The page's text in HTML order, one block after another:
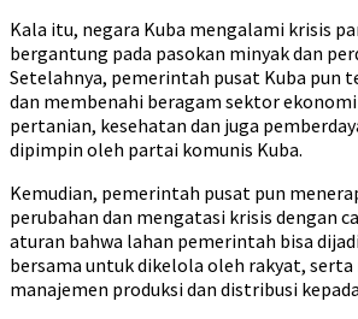
Kala itu, negara Kuba mengalami krisis
bergantung pada pasokan minyak dan
Setelahnya, pemerintah pusat Kuba pun
dan membenahi beragam sektor
pertanian, kesehatan dan juga
dipimpin oleh partai komunis Kuba.
Kemudian, pemerintah pusat pun
perubahan dan mengatasi krisis dengan
aturan bahwa lahan pemerintah bisa
bersama untuk dikelola oleh rakyat, serta
manajemen produksi dan distribusi